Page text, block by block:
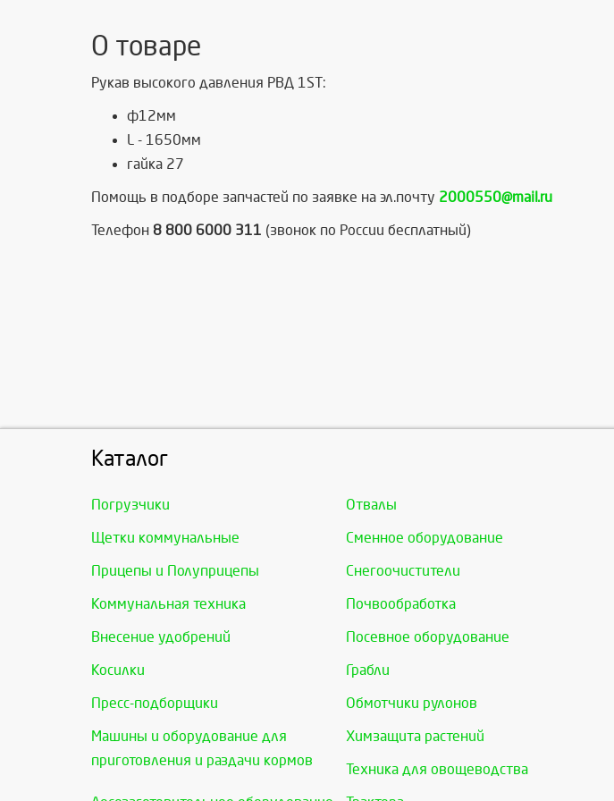
О товаре
Рукав высокого давления РВД 1ST:
ф12мм
L - 1650мм
гайка 27
Помощь в подборе запчастей по заявке на эл.почту 2000550@mail.ru
Телефон 8 800 6000 311 (звонок по России бесплатный)
Каталог
Погрузчики Отвалы
Щетки коммунальные Сменное оборудование
Прицепы и Полуприцепы Снегоочистители
Коммунальная техника Почвообработка
Внесение удобрений Посевное оборудование
Косилки Грабли
Пресс-подборщики Обмотчики рулонов
Машины и оборудование для
приготовления и раздачи кормов
Химзащита растений
Техника для овощеводства